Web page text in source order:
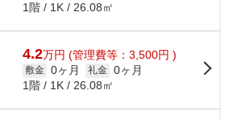
1階 / 1K / 26.08㎡
4.2万円 (管理費等：3,500円 )
敷金 0ヶ月 礼金 0ヶ月
1階 / 1K / 26.08㎡